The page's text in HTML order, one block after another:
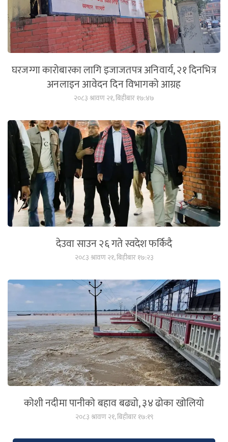
घरजग्गा कारोबारका लागि इजाजतपत्र अनिवार्य, २१ दिनभित्र
अनलाइन आवेदन दिन विभागको आग्रह
२०८३ श्रावण २१, बिहीबार १७:४७
देउवा साउन २६ गते स्वदेश फर्किदै
२०८३ श्रावण २१, बिहीबार १७:२३
कोशी नदीमा पानीको बहाव बढ्यो, ३४ ढोका खोलियो
२०८३ श्रावण २१, बिहीबार १७:१९